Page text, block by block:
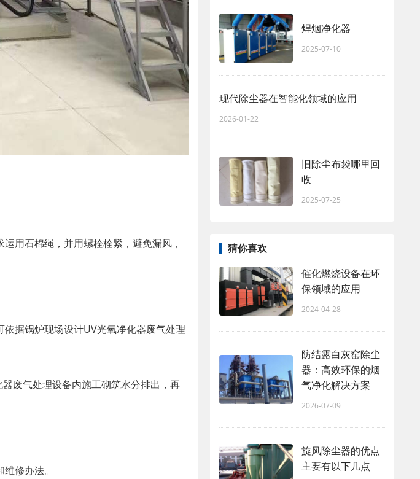
用石棉绳，并用螺栓栓紧，避免漏风，
据锅炉现场设计UV光氧净化器废气处理
废气处理设备内施工砌筑水分排出，再
修办法。
焊烟净化器
2025-07-10
现代除尘器在智能化领域的应用
2026-01-22
旧除尘布袋哪里回
收
2025-07-25
猜你喜欢
催化燃烧设备在环
保领域的应用
2024-04-28
防结露白灰窑除尘
器：高效环保的烟
气净化解决方案
2026-07-09
旋风除尘器的优点
主要有以下几点